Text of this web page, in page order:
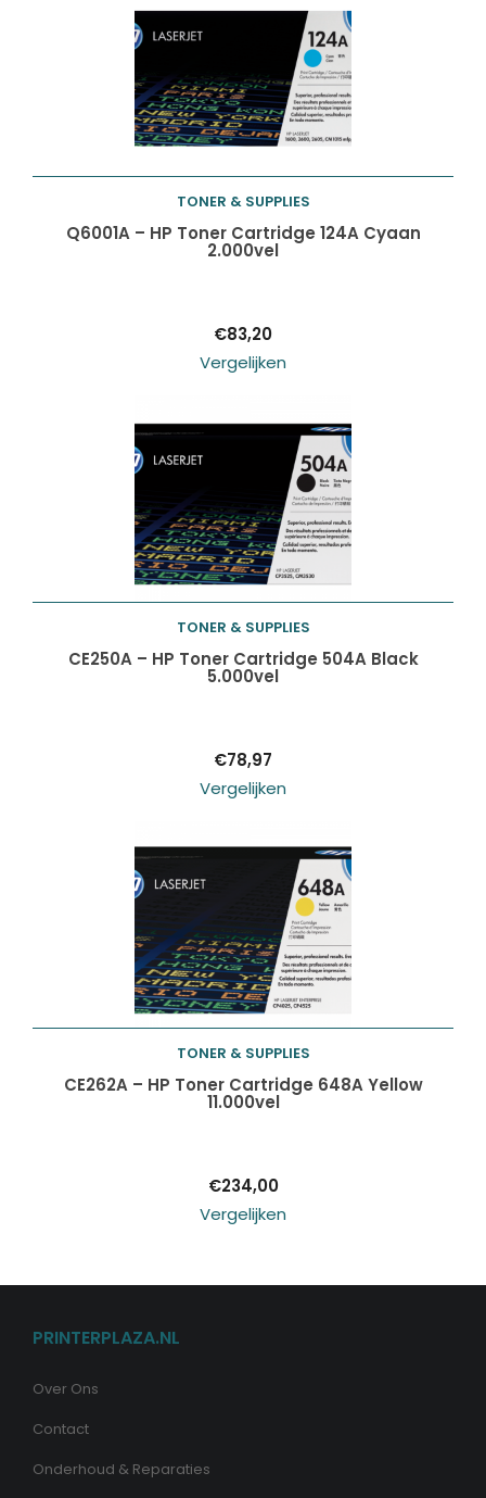
Toevoegen aan
TONER & SUPPLIES
Q6001A – HP Toner Cartridge 124A Cyaan
2.000vel
€83,20
Vergelijken
Toevoegen aan
TONER & SUPPLIES
CE250A – HP Toner Cartridge 504A Black
5.000vel
€78,97
Vergelijken
Toevoegen aan
TONER & SUPPLIES
CE262A – HP Toner Cartridge 648A Yellow
11.000vel
€234,00
Vergelijken
PRINTERPLAZA.NL
Over Ons
Contact
Onderhoud & Reparaties